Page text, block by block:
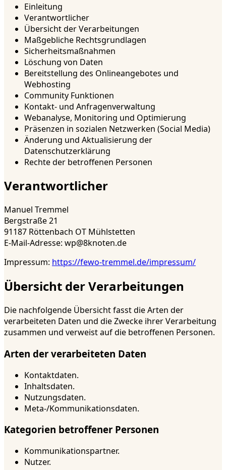
Einleitung
Verantwortlicher
Übersicht der Verarbeitungen
Maßgebliche Rechtsgrundlagen
Sicherheitsmaßnahmen
Löschung von Daten
Bereitstellung des Onlineangebotes und
Webhosting
Community Funktionen
Kontakt- und Anfragenverwaltung
Webanalyse, Monitoring und Optimierung
Präsenzen in sozialen Netzwerken (Social Media)
Änderung und Aktualisierung der
Datenschutzerklärung
Rechte der betroffenen Personen
Verantwortlicher
Manuel Tremmel
Bergstraße 21
91187 Röttenbach OT Mühlstetten
E-Mail-Adresse: wp@8knoten.de
Impressum: https://fewo-tremmel.de/impressum/
Übersicht der Verarbeitungen
Die nachfolgende Übersicht fasst die Arten der
verarbeiteten Daten und die Zwecke ihrer Verarbeitung
zusammen und verweist auf die betroffenen Personen.
Arten der verarbeiteten Daten
Kontaktdaten.
Inhaltsdaten.
Nutzungsdaten.
Meta-/Kommunikationsdaten.
Kategorien betroffener Personen
Kommunikationspartner.
Nutzer.